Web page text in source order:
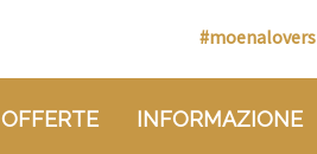
#moenalovers
OFFERTE INFORMAZIONE